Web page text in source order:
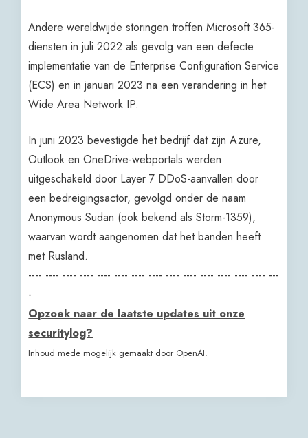
Andere wereldwijde storingen troffen Microsoft 365-
diensten in juli 2022 als gevolg van een defecte
implementatie van de Enterprise Configuration Service
(ECS) en in januari 2023 na een verandering in het
Wide Area Network IP.
In juni 2023 bevestigde het bedrijf dat zijn Azure,
Outlook en OneDrive-webportals werden
uitgeschakeld door Layer 7 DDoS-aanvallen door
een bedreigingsactor, gevolgd onder de naam
Anonymous Sudan (ook bekend als Storm-1359),
waarvan wordt aangenomen dat het banden heeft
met Rusland.
---- ---- ---- ---- ---- ---- ---- ---- ---- ---- ---- ---- ---- ---- ---
-
Opzoek naar de laatste updates uit onze
securitylog?
Inhoud mede mogelijk gemaakt door OpenAI.